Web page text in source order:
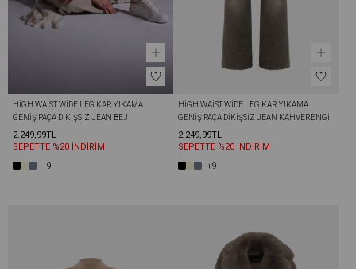
HIGH WAIST WIDE LEG KAR YIKAMA
GENIŞ PAÇA DIKIŞSIZ JEAN BEJ
2.249,99TL
SEPETTE %20 İNDİRİM
+9
HIGH WAIST WIDE LEG KAR YIKAMA
GENIŞ PAÇA DIKIŞSIZ JEAN KAHVERENGI
2.249,99TL
SEPETTE %20 İNDİRİM
+9